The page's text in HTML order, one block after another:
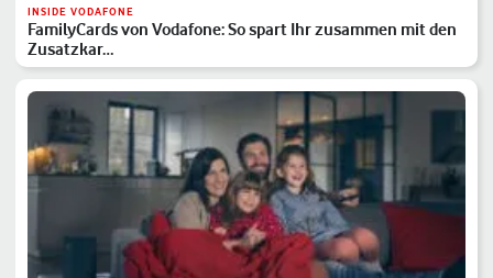
INSIDE VODAFONE
FamilyCards von Vodafone: So spart Ihr zusammen mit den
Zusatzkar…